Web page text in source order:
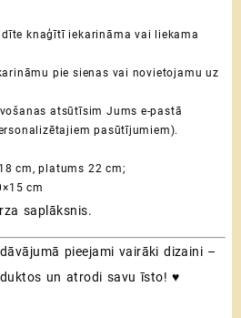
knaģītī iekarināma vai liekama
pie sienas vai novietojamu uz
atsūtīsim Jums e-pastā
pasūtījumiem).
cm, platums 22 cm;
cm
saplāksnis.
pieejami vairāki dizaini –
un atrodi savu īsto! ♥